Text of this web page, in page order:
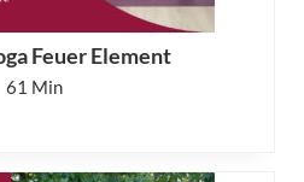
Feuer Element
61